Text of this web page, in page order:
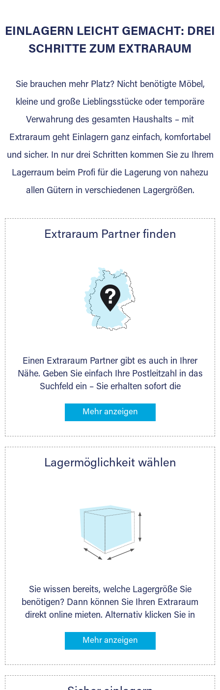
Sie bieten Kunden Lagerraum zur Miete, der
für die Einlagerung von Umzugsgut gebaut
Lagerkunden und Vermietungen.
Ihre Vorteile als Extraraum Partner:
Marktgerechte Preise
Digitale Buchungsplattform
Gewinnung von Neukunden
Nachricht.
Telefon:+49 6145 5442 - 404
DMG Aktiengesellschaft
www.dmg-ag.com
EINLAGERN LEICHT GEMACHT: DREI
SCHRITTE ZUM EXTRARAUM
Sie brauchen mehr Platz? Nicht benötigte Möbel,
kleine und große Lieblingsstücke oder temporäre
Verwahrung des gesamten Haushalts – mit
Extraraum geht Einlagern ganz einfach, komfortabel
und sicher. In nur drei Schritten kommen Sie zu Ihrem
Lagerraum beim Profi für die Lagerung von nahezu
allen Gütern in verschiedenen Lagergrößen.
Extraraum Partner finden
Einen Extraraum Partner gibt es auch in Ihrer
Nähe. Geben Sie einfach Ihre Postleitzahl in das
Suchfeld ein – Sie erhalten sofort die
Lagermöglichkeiten in Ihrer Nähe. An zahlreichen
direkt online mieten. Gibt es Extraraum noch
nächstgelegenen Partner und besprechen alles
Lagermöglichkeit wählen
Sie wissen bereits, welche Lagergröße Sie
benötigen? Dann können Sie Ihren Extraraum
direkt online mieten. Alternativ klicken Sie in
Gegenstände an, die Sie einlagern möchten –
ermittelt. Natürlich steht Ihnen Ihr Extraraum